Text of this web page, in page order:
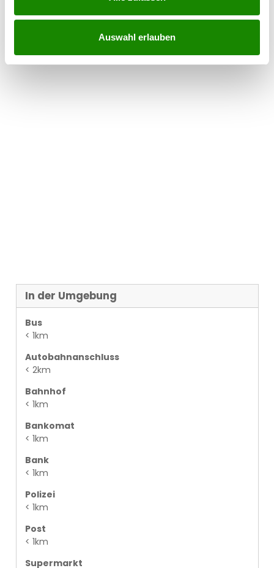
Auswahl erlauben
In der Umgebung
Bus
< 1km
Autobahnanschluss
< 2km
Bahnhof
< 1km
Bankomat
< 1km
Bank
< 1km
Polizei
< 1km
Post
< 1km
Supermarkt